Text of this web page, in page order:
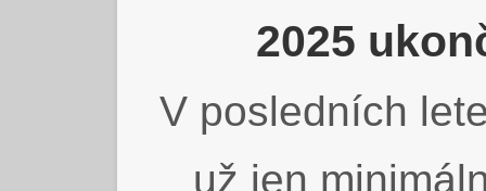
2025
V posledních
už jen